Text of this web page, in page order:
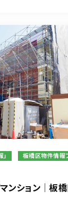
板橋区物件情報
ンション｜板